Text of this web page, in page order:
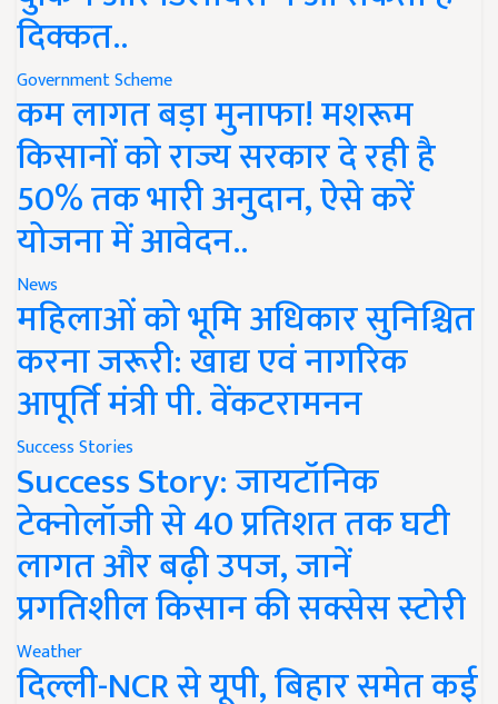
दिक्कत..
Government Scheme
कम लागत बड़ा मुनाफा! मशरूम
किसानों को राज्य सरकार दे रही है
50% तक भारी अनुदान, ऐसे करें
योजना में आवेदन..
News
महिलाओं को भूमि अधिकार सुनिश्चित
करना जरूरी: खाद्य एवं नागरिक
आपूर्ति मंत्री पी. वेंकटरामनन
Success Stories
Success Story: जायटॉनिक
टेक्नोलॉजी से 40 प्रतिशत तक घटी
लागत और बढ़ी उपज, जानें
प्रगतिशील किसान की सक्सेस स्टोरी
Weather
दिल्ली-NCR से यूपी, बिहार समेत कई